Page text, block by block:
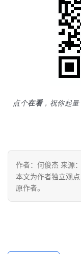
点个在看，祝你起量
作者：何俊杰 来源
本文为作者独立观
原作者。